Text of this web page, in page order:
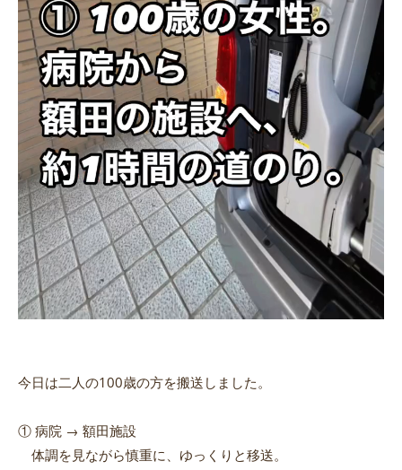
今日は二人の100歳の方を搬送しました。
① 病院 → 額田施設
体調を見ながら慎重に、ゆっくりと移送。